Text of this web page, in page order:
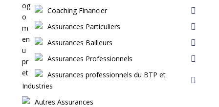
Coaching Financier
Assurances Particuliers
Assurances Bailleurs
Assurances Professionnels
Assurances professionnels du BTP et
Industries
Autres Assurances